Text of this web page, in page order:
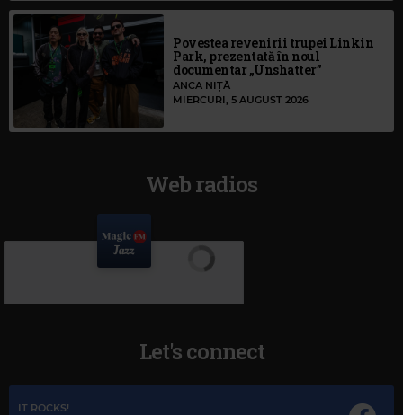
Povestea revenirii trupei Linkin
Park, prezentată în noul
documentar „Unshatter”
ANCA NIȚĂ
MIERCURI, 5 AUGUST 2026
Web radios
Let's connect
IT ROCKS!